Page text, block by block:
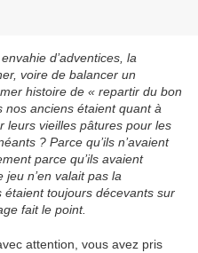
d’adventices, la
voire de balancer un
histoire de « repartir du bon
anciens étaient quant à
leurs vieilles pâtures pour les
? Parce qu’ils n’avaient
parce qu’ils avaient
n’en valait pas la
toujours décevants sur
fait le point.
attention, vous avez pris